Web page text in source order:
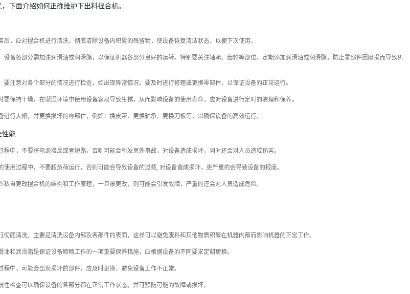
下面介绍如何正确维护下出料捏合机。
后，应对捏合机进行清洗，彻底清除设备内积累的残留物，使设备恢复清洁状态，以便下次使用。
设备各部分需加注润滑油或润滑脂，以保证机器各部分良好的运转。特别要关注轴承、齿轮等部位，定期添加润滑油或润滑脂，防止零部件因磨损而导致机
要注意对各个部分的情况进行检查，如出现异常情况，要及时进行修理或更换零部件，以保证设备的正常运行。
要保持干燥，在潮湿环境中使用设备容易导致生锈，从而影响设备的使用寿命，应对设备进行定时的清理和保养。
进行大修，并更换损坏的零部件，例如：换皮带、更换轴承、更换刀板等，以确保设备的高效运行。
性能
程中，不要将电源接反或者短路，否则可能会引发意外事故，对设备造成损坏，同时还会对人员造成伤害。
使用过程中，不要超负荷运行，否则可能会导致设备的过载, 对设备造成损坏，更严重的会导致设备的报废。
私自更改捏合机的结构和工作原理，一旦被更改，则可能会引发故障，严重的还会对人员造成危险。
彻底清洗，主要是清洗设备内部及各部件的表面，这样可以避免废料和其他物质积聚在机器内部而影响机器的正常工作。
油和润滑脂是保证设备顺畅工作的一项重要保养措施，应根据设备的不同要求定期更换。
程中，可能会出现损坏的部件，应及时更换，避免设备工作不正常。
性检查可以确保设备的各部分都在正常工作状态，并可预防可能的故障或损坏。